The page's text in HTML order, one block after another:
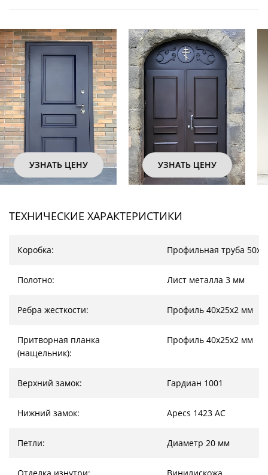
УЗНАТЬ ЦЕНУ УЗНАТЬ ЦЕНУ
ТЕХНИЧЕСКИЕ ХАРАКТЕРИСТИКИ
Коробка: Профильная труба
Полотно: Лист металла 3 мм
Ребра жесткости: Профиль 40х25х2 мм
Притворная планка
(нащельник):
Профиль 40х25х2 мм
Верхний замок: Гардиан 1001
Нижний замок: Apecs 1423 AC
Петли: Диаметр 20 мм